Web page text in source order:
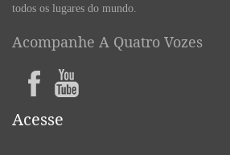
todos os lugares do mundo.
Acompanhe A Quatro Vozes
Acesse